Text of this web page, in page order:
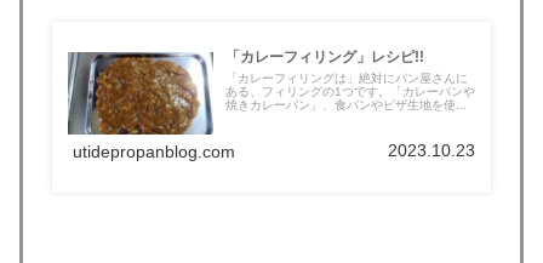
「カレーフィリング」レシピ!!
「カレーフィリングは」絶対にパン屋さんに
ある、フィリングの1つです。「カレーパンや
焼きカレーパン」、食パンやピザ生地を使...
utidepropanblog.com 2023.10.23